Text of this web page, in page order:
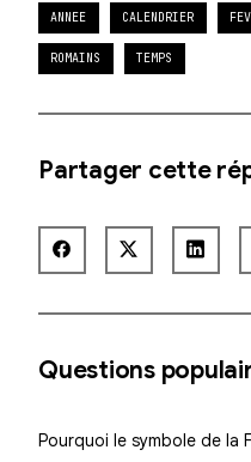
ANNEE CALENDRIER
ROMAINS TEMPS
Partager cette
Questions
Pourquoi le symbole de la